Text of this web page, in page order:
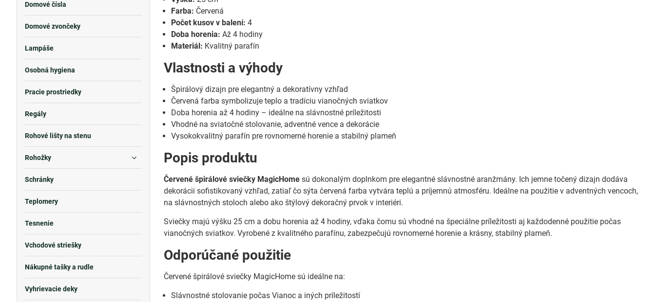
Farba: Červená
Počet kusov v balení: 4
Doba horenia: Až 4 hodiny
Materiál: Kvalitný parafín
Vlastnosti a výhody
Špirálový dizajn pre elegantný a dekoratívny vzhľad
Červená farba symbolizuje teplo a tradíciu vianočných sviatkov
Doba horenia až 4 hodiny – ideálne na slávnostné príležitosti
Vhodné na sviatočné stolovanie, adventné vence a dekorácie
Vysokokvalitný parafín pre rovnomerné horenie a stabilný plameň
Popis produktu
Červené špirálové sviečky MagicHome sú dokonalým doplnkom pre elegantné slávnostné aranžmány. Ich jemne točený dizajn dodáva
dekorácii sofistikovaný vzhľad, zatiaľ čo sýta červená farba vytvára teplú a príjemnú atmosféru. Ideálne na použitie v adventných vencoch,
na slávnostných stoloch alebo ako štýlový dekoračný prvok v interiéri.
Sviečky majú výšku 25 cm a dobu horenia až 4 hodiny, vďaka čomu sú vhodné na špeciálne príležitosti aj každodenné použitie počas
vianočných sviatkov. Vyrobené z kvalitného parafínu, zabezpečujú rovnomerné horenie a krásny, stabilný plameň.
Odporúčané použitie
Červené špirálové sviečky MagicHome sú ideálne na:
Slávnostné stolovanie počas Vianoc a iných príležitostí
Domové čísla
Domové zvončeky
Lampáše
Osobná hygiena
Pracie prostriedky
Regály
Rohové lišty na stenu
Rohožky
Schránky
Teplomery
Tesnenie
Vchodové striešky
Nákupné tašky a rudle
Vyhrievacie deky